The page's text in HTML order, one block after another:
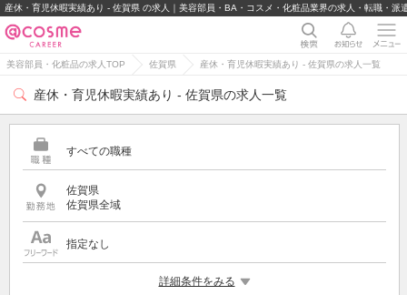
産休・育児休暇実績あり - 佐賀県 の求人｜美容部員・BA・コスメ・化粧品業界の求人・転職・派
美容部員・化粧品の求人TOP 佐賀県 産休・育児休暇実績あり - 佐賀県の求人一覧
産休・育児休暇実績あり - 佐賀県の求人一覧
すべての職種
佐賀県
佐賀県全域
指定なし
詳細条件をみる